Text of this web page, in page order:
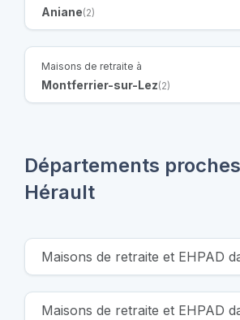
Aniane(2)
Maisons de retraite à
Montferrier-sur-Lez(2)
Départements
Hérault
Maisons de retraite et EHPAD
Maisons de retraite et EHPAD